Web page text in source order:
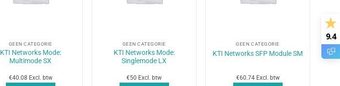
9.4
GEEN CATEGORIE
KTI Networks Mode:
Multimode SX
€40.08 Excl. btw
GEEN CATEGORIE
KTI Networks Mode:
Singlemode LX
€50 Excl. btw
GEEN CATEGORIE
KTI Networks SFP Module SM
€60.74 Excl. btw